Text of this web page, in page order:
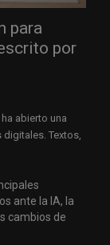
para
por
abierto una
Textos,
ante la IA, la
cambios de